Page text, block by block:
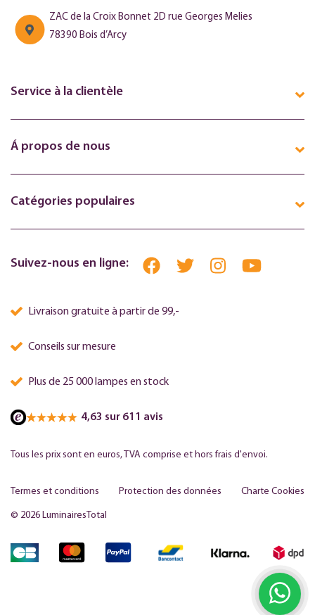
ZAC de la Croix Bonnet 2D rue Georges Melies
78390 Bois d’Arcy
Service à la clientèle
Á propos de nous
Catégories populaires
Suivez-nous en ligne:
Livraison gratuite à partir de 99,-
Conseils sur mesure
Plus de 25 000 lampes en stock
4,63 sur 611 avis
Tous les prix sont en euros, TVA comprise et hors frais d'envoi.
© 2026 LuminairesTotal
Termes et conditions Protection des données Charte Cookies